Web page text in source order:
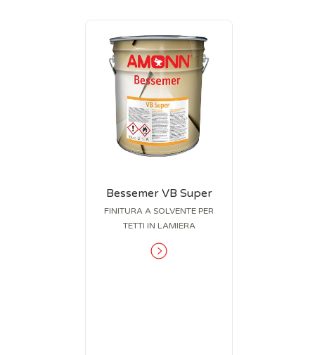
Bessemer VB Super
FINITURA A SOLVENTE PER
TETTI IN LAMIERA